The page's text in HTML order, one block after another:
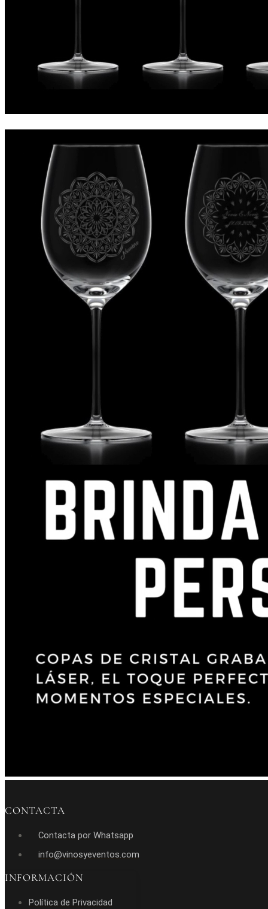
CONTACTA
Contacta por Whatsapp
info@vinosyeventos.com
INFORMACIÓN
Política de Privacidad